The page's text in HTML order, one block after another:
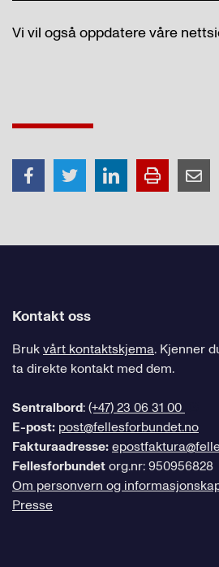
Vi vil også oppdatere våre
Kontakt oss
Brukvårt kontaktskjema. Kjenner
ta direkte kontakt med dem.
Sentralbord:(+47) 23 06 31 00
E-post: post@fellesforbundet.no
Fakturaadresse:
Fellesforbundetorg.nr: 950956828
Om personvern og
Presse